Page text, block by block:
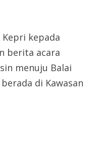
kepada
berita acara
menuju Balai
di Kawasan